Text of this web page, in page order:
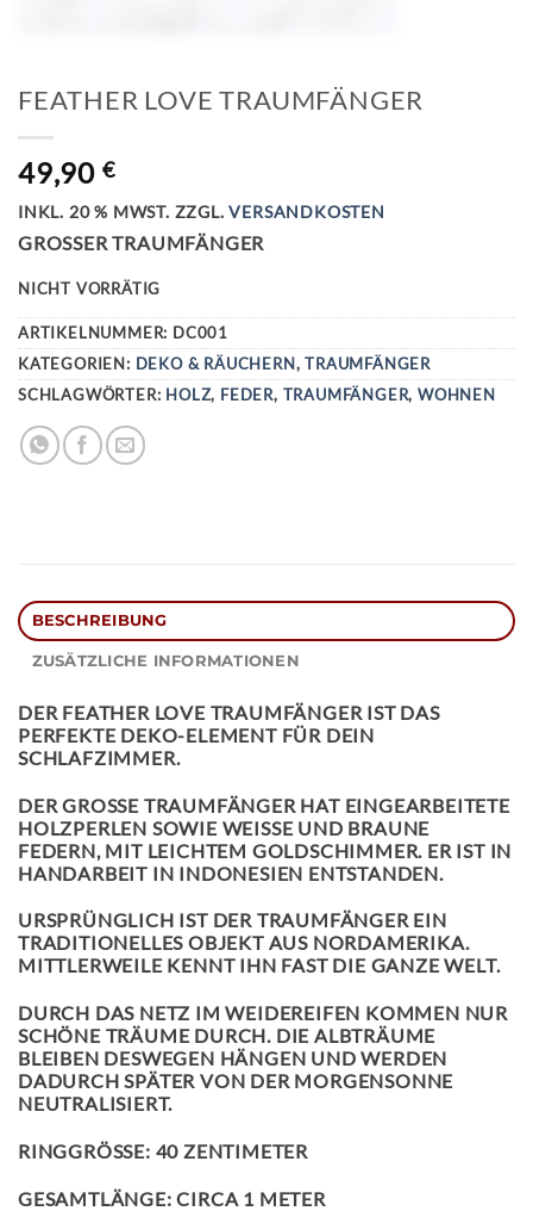
FEATHER LOVE TRAUMFÄNGER
49,90 €
INKL. 20 % MWST. ZZGL.VERSANDKOSTEN
GROSSER TRAUMFÄNGER
NICHT VORRÄTIG
ARTIKELNUMMER: DC001
KATEGORIEN: DEKO & RÄUCHERN,TRAUMFÄNGER
SCHLAGWÖRTER: HOLZ, FEDER, TRAUMFÄNGER,WOHNEN
BESCHREIBUNG
ZUSÄTZLICHE INFORMATIONEN
DER FEATHER LOVE TRAUMFÄNGER IST DAS
PERFEKTE DEKO-ELEMENT FÜR DEIN
SCHLAFZIMMER.
DER GROSSE TRAUMFÄNGER HAT EINGEARBEITETE H
OLZPERLEN SOWIE WEISSE UND BRAUNE FE
DERN, MIT LEICHTEM GOLDSCHIMMER. ER IST IN HA
NDARBEIT IN INDONESIEN ENTSTANDEN.
URSPRÜNGLICH IST DER TRAUMFÄNGER EIN
TRADITIONELLES OBJEKT AUS NORDAMERIKA.
MITTLERWEILE KENNT IHN FAST DIE GANZE WELT.
DURCH DAS NETZ IM WEIDEREIFEN KOMMEN NUR
SCHÖNE TRÄUME DURCH. DIE ALBTRÄUME
BLEIBEN DESWEGEN HÄNGEN UND WERDEN
DADURCH SPÄTER VON DER MORGENSONNE
NEUTRALISIERT.
RINGGRÖSSE: 40 ZENTIMETER
GESAMTLÄNGE: CIRCA 1 METER